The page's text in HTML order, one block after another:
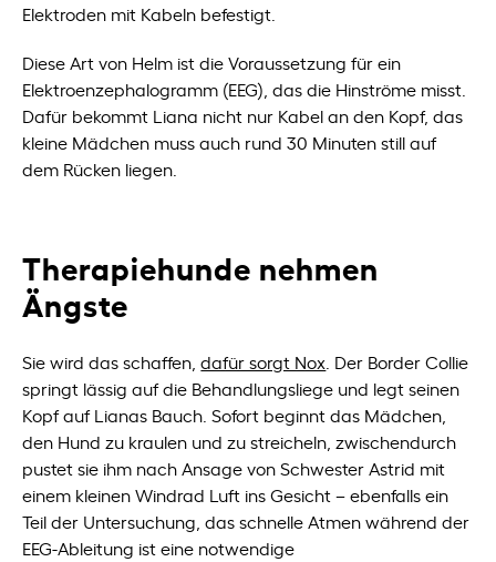
Elektroden mit Kabeln befestigt.
Diese Art von Helm ist die Voraussetzung für ein
Elektroenzephalogramm (EEG), das die Hinströme misst.
Dafür bekommt Liana nicht nur Kabel an den Kopf, das
kleine Mädchen muss auch rund 30 Minuten still auf
dem Rücken liegen.
Therapiehunde nehmen
Ängste
Sie wird das schaffen,dafür sorgt Nox . Der Border Collie
springt lässig auf die Behandlungsliege und legt seinen
Kopf auf Lianas Bauch. Sofort beginnt das Mädchen,
den Hund zu kraulen und zu streicheln, zwischendurch
pustet sie ihm nach Ansage von Schwester Astrid mit
einem kleinen Windrad Luft ins Gesicht – ebenfalls ein
Teil der Untersuchung, das schnelle Atmen während der
EEG-Ableitung ist eine notwendige